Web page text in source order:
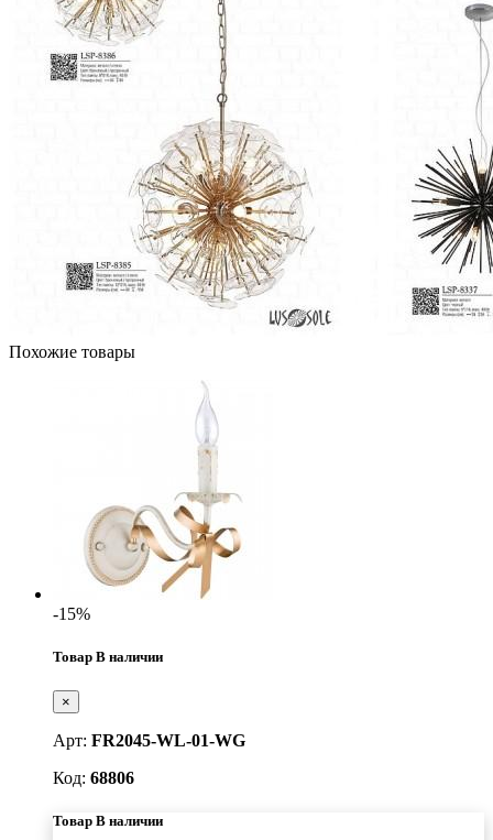
Похожие товары
-15%
Товар В наличии
×
Арт: FR2045-WL-01-WG
Код: 68806
Товар В наличии